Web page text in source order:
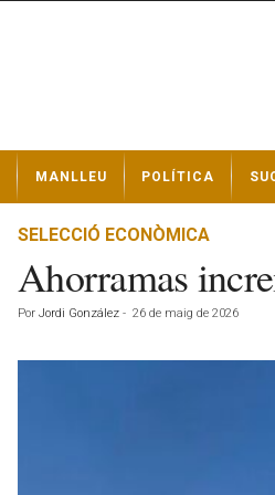
t
MANLLEU POLÍTICA
SELECCIÓ ECONÒMICA
Ahorramas
Por Jordi González - 26 de maig de 2026